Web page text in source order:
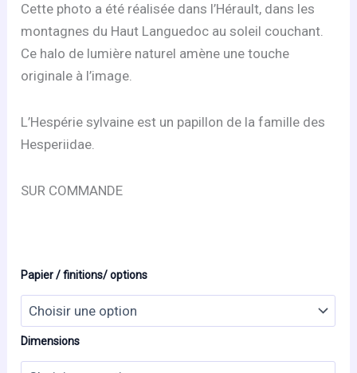
20,00 €
à
735,00 €
Cette photo a été réalisée dans l’Hérault, dans les
montagnes du Haut Languedoc au soleil couchant.
Ce halo de lumière naturel amène une touche
originale à l’image.
L’Hespérie sylvaine est un papillon de la famille des
Hesperiidae.
SUR COMMANDE
Papier / finitions/ options
Dimensions